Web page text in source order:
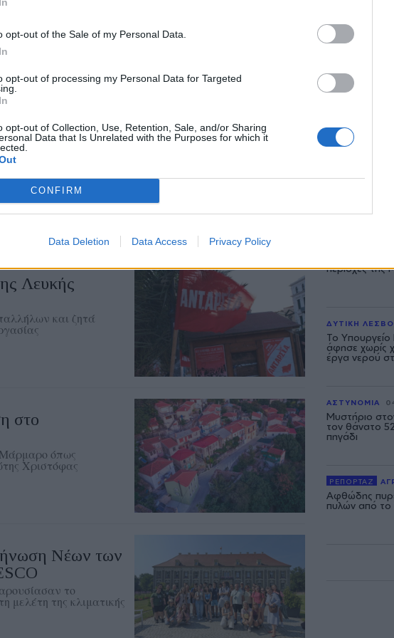
opt-out of the Sale of my Personal Data.
opt-out of processing my Personal Data for Targeted
opt-out of Collection, Use, Retention, Sale, and/or Sharing
Data that Is Unrelated with the Purposes for which it
CONFIRM
Data Deletion Data Access Privacy Policy
on Google ↗
στις 7.30 το
Βορείου
Λευκής
και ζητά
στο
όπως
Χριστόφας
Νέων των
το
μελέτη της κλιματικής
Επιλογές
«Η ασφάλεια
Διακοπή
περιοχές της
ΔΥΤΙΚΗ
Το Υπουργείο
άφησε χωρίς
έργα νερού
ΑΣΤΥΝΟΜΙΑ
Μυστήριο
τον θάνατο
πηγάδι
ΡΕΠΟΡΤΑΖ
Αφθώδης
πυλών από το